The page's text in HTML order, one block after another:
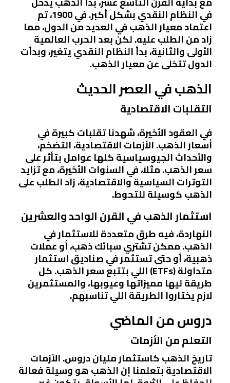
في النظام النقدي بشكل أكبر. في 1900، تم
اعتماد معيار الذهب في العديد من الدول، مما
زاد من الطلب عليه. لكن بعد الحرب العالمية
الأولى والثانية، بدأ النظام النقدي يتغير، وبدأت
الدول تتخلى عن معيار الذهب.
الذهب في العصر الحديث
التقلبات الاقتصادية
في العقود الأخيرة، شهدنا تقلبات كبيرة في
أسعار الذهب. الأزمات الاقتصادية، التضخم،
والأحداث الجيوسياسية كلها عوامل بتأثر على
سعر الذهب. مثلاً، في السنوات الأخيرة، مع تزايد
التوترات السياسية والاقتصادية، زاد الطلب على
الذهب كوسيلة للتحوط.
استثمار الذهب في القرن الواحد والعشرين
النهاردة، فيه طرق متعددة للاستثمار في
الذهب. ممكن تشتري سبائك ذهب، أو عملات
ذهبية، أو حتى تستثمر في صناديق استثمار
متداولة (ETFs) اللي بتتبع سعر الذهب. كل
طريقة ليها مميزاتها وعيوبها، والمستثمرين
لازم يختاروا الطريقة اللي تناسبهم.
دروس من الماضي
التعلم من الأزمات
تاريخ الذهب كاستثمار مليان دروس. الأزمات
الاقتصادية بتعلمنا إن الذهب هو وسيلة فعالة